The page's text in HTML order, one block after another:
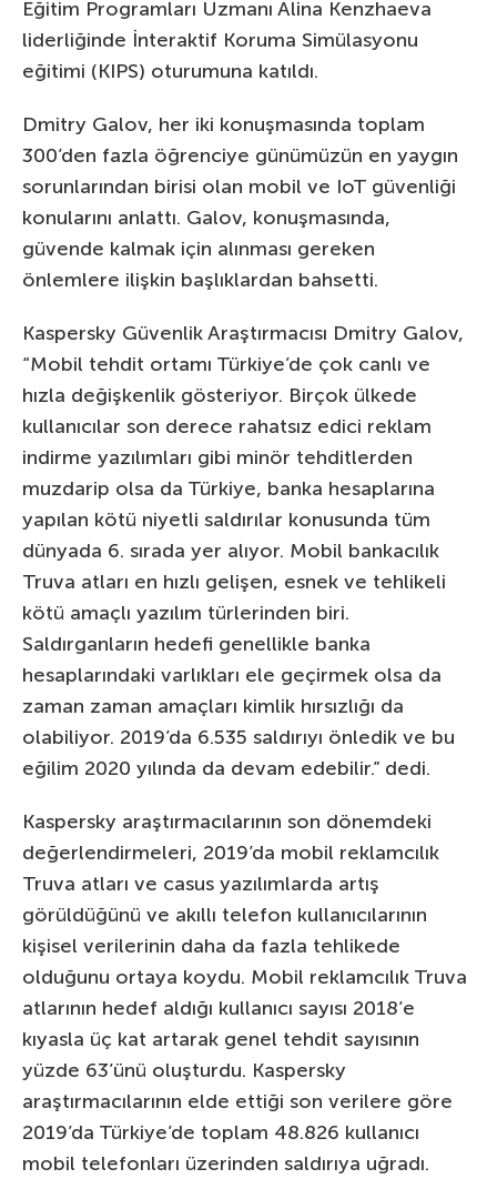
Eğitim Programları Uzmanı Alina Kenzhaeva
liderliğinde İnteraktif Koruma Simülasyonu
eğitimi (KIPS) oturumuna katıldı.
Dmitry Galov, her iki konuşmasında toplam
300’den fazla öğrenciye günümüzün en yaygın
sorunlarından birisi olan mobil ve IoT güvenliği
konularını anlattı. Galov, konuşmasında,
güvende kalmak için alınması gereken
önlemlere ilişkin başlıklardan bahsetti.
Kaspersky Güvenlik Araştırmacısı Dmitry Galov,
“Mobil tehdit ortamı Türkiye’de çok canlı ve
hızla değişkenlik gösteriyor. Birçok ülkede
kullanıcılar son derece rahatsız edici reklam
indirme yazılımları gibi minör tehditlerden
muzdarip olsa da Türkiye, banka hesaplarına
yapılan kötü niyetli saldırılar konusunda tüm
dünyada 6. sırada yer alıyor. Mobil bankacılık
Truva atları en hızlı gelişen, esnek ve tehlikeli
kötü amaçlı yazılım türlerinden biri.
Saldırganların hedefi genellikle banka
hesaplarındaki varlıkları ele geçirmek olsa da
zaman zaman amaçları kimlik hırsızlığı da
olabiliyor. 2019’da 6.535 saldırıyı önledik ve bu
eğilim 2020 yılında da devam edebilir.” dedi.
Kaspersky araştırmacılarının son dönemdeki
değerlendirmeleri, 2019’da mobil reklamcılık
Truva atları ve casus yazılımlarda artış
görüldüğünü ve akıllı telefon kullanıcılarının
kişisel verilerinin daha da fazla tehlikede
olduğunu ortaya koydu. Mobil reklamcılık Truva
atlarının hedef aldığı kullanıcı sayısı 2018’e
kıyasla üç kat artarak genel tehdit sayısının
yüzde 63’ünü oluşturdu. Kaspersky
araştırmacılarının elde ettiği son verilere göre
2019’da Türkiye’de toplam 48.826 kullanıcı
mobil telefonları üzerinden saldırıya uğradı.